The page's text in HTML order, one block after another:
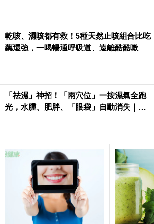
乾咳、濕咳都有救！5種天然止咳組合比吃
藥還強，一喝暢通呼吸道、遠離酷酷嗽｜
「祛濕」神招！「兩穴位」一按濕氣全跑
光，水腫、肥胖、「眼袋」自動消失｜每